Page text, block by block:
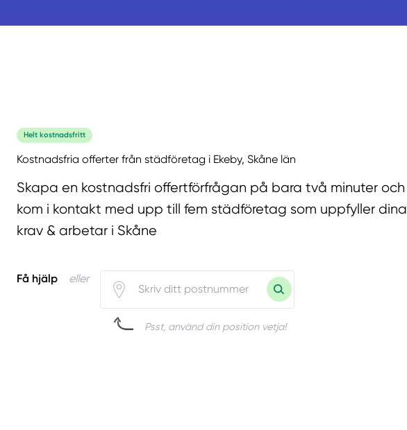
Helt kostnadsfritt
Kostnadsfria offerter från städföretag i Ekeby, Skåne län
Skapa en kostnadsfri offertförfrågan på bara två minuter och
kom i kontakt med upp till fem städföretag som uppfyller dina
krav & arbetar i Skåne
Få hjälp eller
Psst, använd din position vetja!